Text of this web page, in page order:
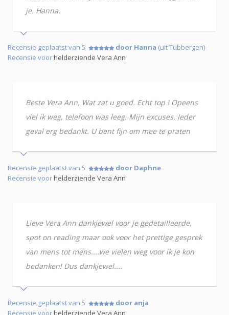
je. Hanna.
Recensie geplaatst van 5 door Hanna (uit Tubbergen)
Recensie voorhelderziende Vera Ann
Beste Vera Ann, Wat zat u goed. Echt top ! Opeens
viel ik weg, telefoon was leeg. Mijn excuses. Ieder
geval erg bedankt. U bent fijn om mee te praten
Recensie geplaatst van 5
door Daphne
Recensie voorhelderziende Vera Ann
Lieve Vera Ann dankjewel voor je gedetailleerde,
spot on reading maar ook voor het prettige gesprek
van mens tot mens....we vielen weg voor ik je kon
bedanken! Dus dankjewel....
Recensie geplaatst van 5
door anja
Recensie voorhelderziende Vera Ann